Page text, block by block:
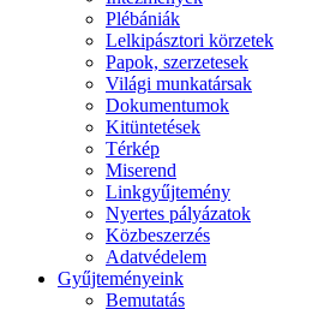
Plébániák
Lelkipásztori körzetek
Papok, szerzetesek
Világi munkatársak
Dokumentumok
Kitüntetések
Térkép
Miserend
Linkgyűjtemény
Nyertes pályázatok
Közbeszerzés
Adatvédelem
Gyűjteményeink
Bemutatás